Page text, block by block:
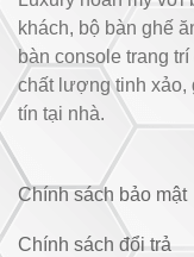
khách, bộ bàn ghế
bàn console trang
chất lượng tinh xảo,
tín tại nhà.
Chính sách bảo mật
Chính sách đổi trả